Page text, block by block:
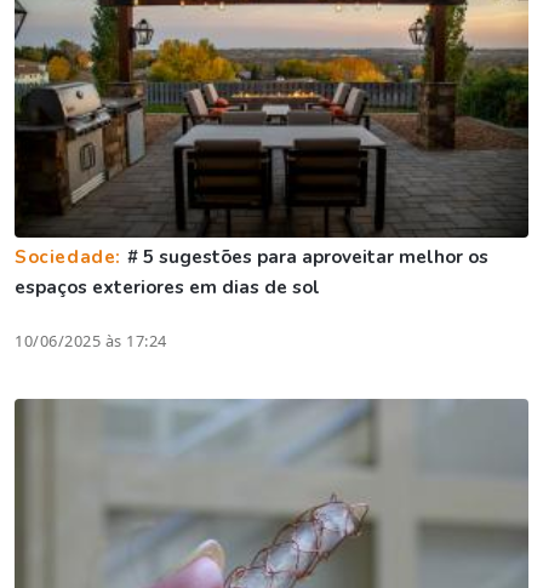
Sociedade: # 5 sugestões para aproveitar melhor os
espaços exteriores em dias de sol
10/06/2025 às 17:24